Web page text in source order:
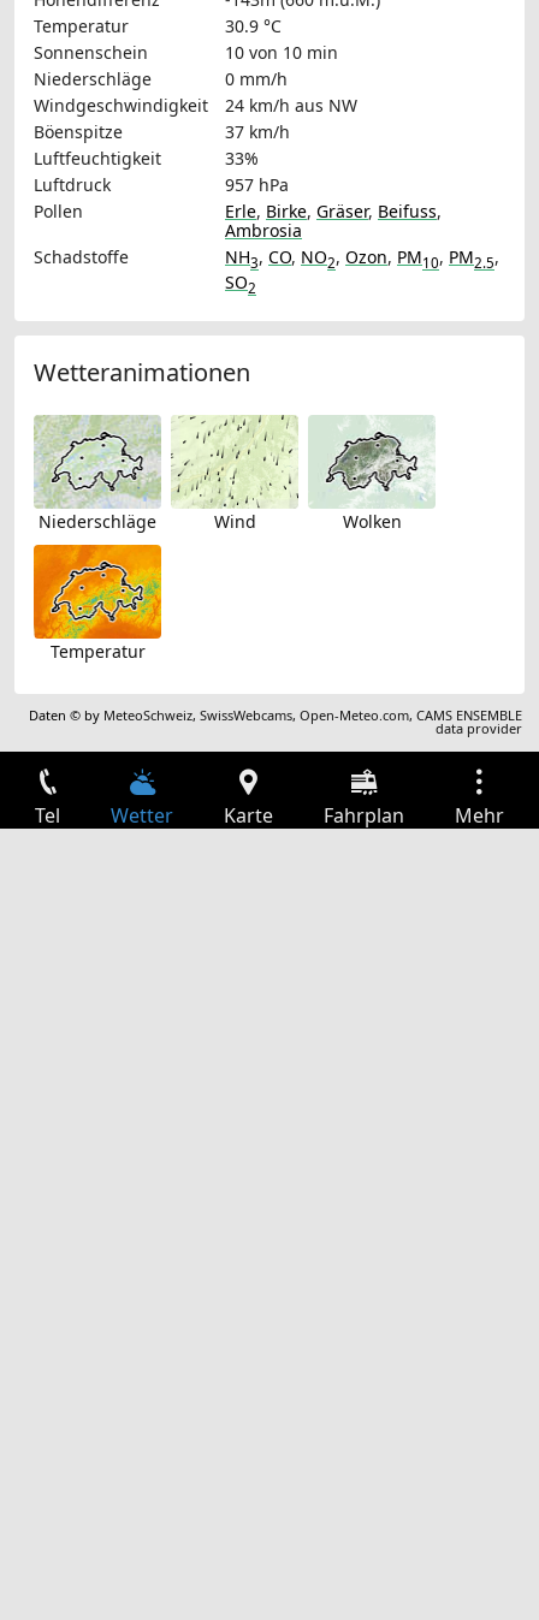
Temperatur
30.9 °C
Sonnenschein
10 von 10 min
Niederschläge
0 mm/h
Windgeschwindigkeit
24 km/h aus NW
Böenspitze
37 km/h
Luftfeuchtigkeit
33%
Luftdruck
957 hPa
Pollen
Erle, Birke, Gräser, Beifuss,
Ambrosia
Schadstoffe
NH3, CO, NO2, Ozon, PM10, PM2.5,
SO2
Wetteranimationen
Niederschläge Wind Wolken
Temperatur
Daten © by MeteoSchweiz,SwissWebcams,Open-Meteo.com,CAMS ENSEMBLE
data provider
Tel Wetter Karte Fahrplan Mehr